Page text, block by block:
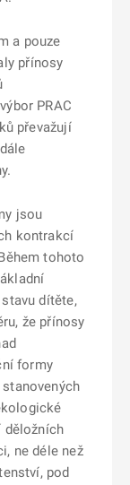
a pouze
přínosy
PRAC
převažují
jsou
kontrakcí
tohoto
dítěte,
že přínosy
formy
děložních
ne déle než
pod